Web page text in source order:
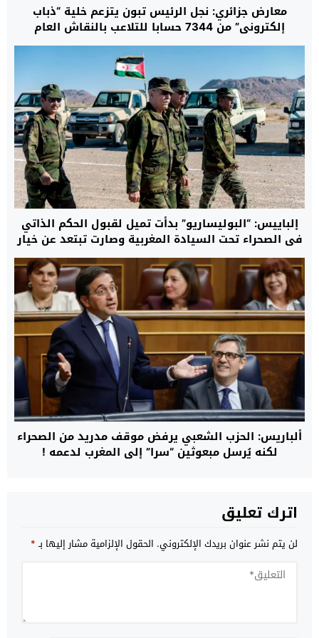
معارض جزائري: نجل الرئيس تبون يتزعم خلية “ذباب
إلكتروني” من 7344 حسابا للتلاعب بالنقاش العام
وتزييف الوعي الشعبي للجزائريين
إلباييس: “البوليساريو” بدأت تميل لقبول الحكم الذاتي
في الصحراء تحت السيادة المغربية وصارت تبتعد عن خيار
السلاح
ألباريس: الحزب الشعبي يرفض موقف مدريد من الصحراء
لكنه يُرسل مبعوثين “سرا” إلى المغرب لدعمه !
اترك تعليق
لن يتم نشر عنوان بريدك الإلكتروني. الحقول الإلزامية مشار إليها بـ*